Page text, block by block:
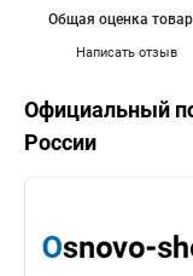
Написать отзыв
Общая оценка
Официальный
России